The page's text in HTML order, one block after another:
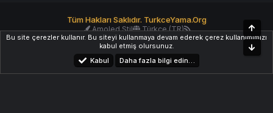
Tüm Hakları Saklıdır. TurkceYama.Org
Amoled Stil
Türkçe (TR)
YardımİletişimKurallar Yukarı Dön
Bu site çerezler kullanır. Bu siteyi kullanmaya devam ederek çerez kullanımımızı
kabul etmiş olursunuz.
Kabul
Daha fazla bilgi edin…